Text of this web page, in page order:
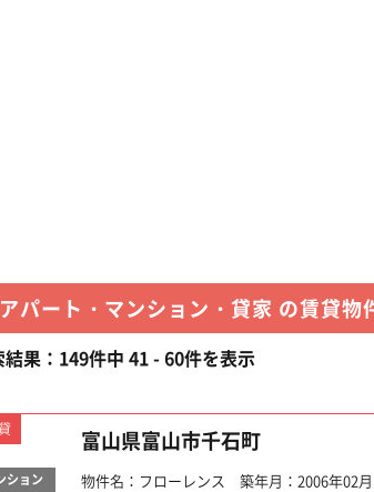
アパート・マンション・貸家 の賃貸物
結果：149件中 41 - 60件を表示
富山県富山市千石町
ション 物件名：フローレンス 築年月：2006年02